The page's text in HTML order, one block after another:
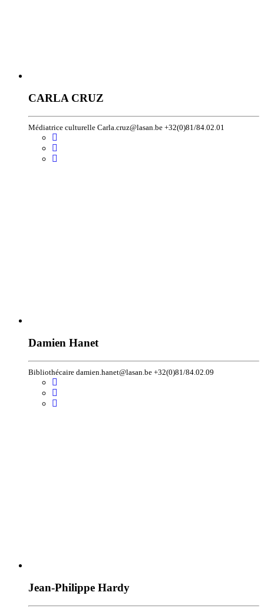
CARLA CRUZ
Médiatrice culturelle Carla.cruz@lasan.be +32(0)81/84.02.01
Damien Hanet
Bibliothécaire damien.hanet@lasan.be +32(0)81/84.02.09
Jean-Philippe Hardy